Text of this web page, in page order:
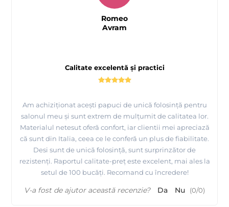
Calitate excelentă și practici
Am achiziționat acești papuci de unică folosință pentru
salonul meu și sunt extrem de mulțumit de calitatea lor.
Materialul netesut oferă confort, iar clientii mei apreciază
că sunt din Italia, ceea ce le conferă un plus de fiabilitate.
Desi sunt de unică folosință, sunt surprinzător de
rezistenți. Raportul calitate-preț este excelent, mai ales la
setul de 100 bucăți. Recomand cu încredere!
Romeo
Avram
V-a fost de ajutor această recenzie? Da Nu (0/0)